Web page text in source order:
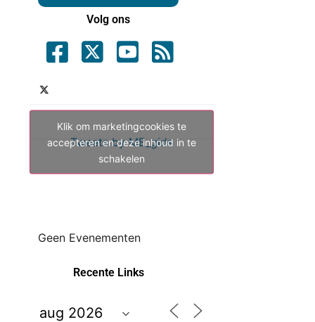
Volg ons
Tweets by ME_gids
Klik om marketingcookies te
accepteren en deze inhoud in te
schakelen
Geen Evenementen
Recente Links